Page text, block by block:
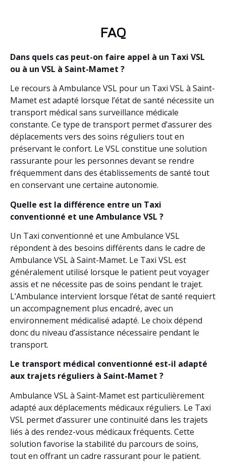
FAQ
Dans quels cas peut-on faire appel à un Taxi VSL
ou à un VSL à Saint-Mamet ?
Le recours à Ambulance VSL pour un Taxi VSL à Saint-
Mamet est adapté lorsque l’état de santé nécessite un
transport médical sans surveillance médicale
constante. Ce type de transport permet d’assurer des
déplacements vers des soins réguliers tout en
préservant le confort. Le VSL constitue une solution
rassurante pour les personnes devant se rendre
fréquemment dans des établissements de santé tout
en conservant une certaine autonomie.
Quelle est la différence entre un Taxi
conventionné et une Ambulance VSL ?
Un Taxi conventionné et une Ambulance VSL
répondent à des besoins différents dans le cadre de
Ambulance VSL à Saint-Mamet. Le Taxi VSL est
généralement utilisé lorsque le patient peut voyager
assis et ne nécessite pas de soins pendant le trajet.
L’Ambulance intervient lorsque l’état de santé requiert
un accompagnement plus encadré, avec un
environnement médicalisé adapté. Le choix dépend
donc du niveau d’assistance nécessaire pendant le
transport.
Le transport médical conventionné est-il adapté
aux trajets réguliers à Saint-Mamet ?
Ambulance VSL à Saint-Mamet est particulièrement
adapté aux déplacements médicaux réguliers. Le Taxi
VSL permet d’assurer une continuité dans les trajets
liés à des rendez-vous médicaux fréquents. Cette
solution favorise la stabilité du parcours de soins,
tout en offrant un cadre rassurant pour le patient.